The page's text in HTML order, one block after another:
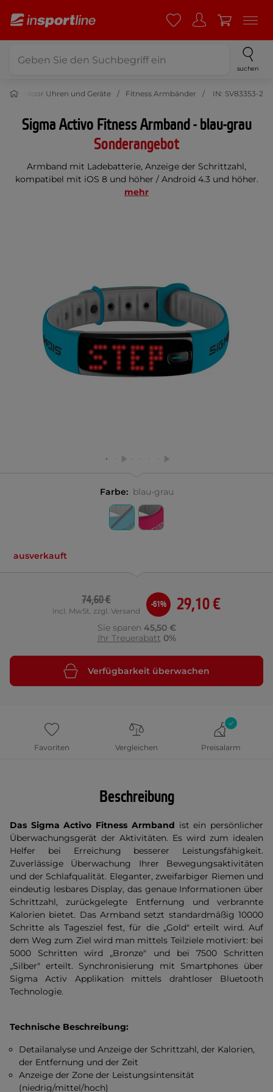
suchen
Outdoor Uhren und Geräte Fitness Armbänder IN: SV83353-2
Sigma Activo Fitness Armband - blau-grau
Sonderangebot
Armband mit Ladebatterie, Anzeige der Schrittzahl,
kompatibel mit iOS 8 und höher / Android 4.3 und höher.
mehr
Farbe: blau-grau
ausverkauft
29,10 €
74,60 €
incl. MwSt. zzgl. Versand
-61%
Sie sparen 45,50 €
Ihr Treuerabatt 0%
Verfügbarkeit überwachen
Favoriten Vergleichen Preisalarm
Beschreibung
Das Sigma Activo Fitness Armband ist ein persönlicher
Überwachungsgerät der Aktivitäten. Es wird zum idealen
Helfer bei Erreichung besserer Leistungsfähigkeit.
Zuverlässige Überwachung Ihrer Bewegungsaktivitäten
und der Schlafqualität. Eleganter, zweifarbiger Riemen und
eindeutig lesbares Display, das genaue Informationen über
Schrittzahl, zurückgelegte Entfernung und verbrannte
Kalorien bietet. Das Armband setzt standardmäßig 10000
Schritte als Tagesziel fest, für die „Gold" erteilt wird. Auf
dem Weg zum Ziel wird man mittels Teilziele motiviert: bei
5000 Schritten wird „Bronze" und bei 7500 Schritten
„Silber" erteilt. Synchronisierung mit Smartphones über
Sigma Activ Applikation mittels drahtloser Bluetooth
Technologie.
Technische Beschreibung:
Detailanalyse und Anzeige der Schrittzahl, der Kalorien,
der Entfernung und der Zeit
Anzeige der Zone der Leistungsintensität
(niedrig/mittel/hoch)